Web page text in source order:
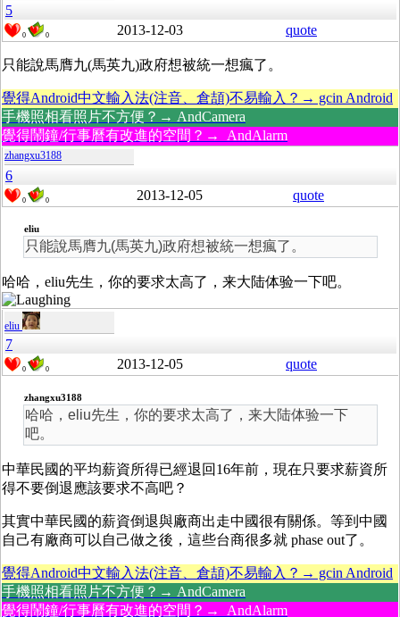
5
0 0 2013-12-03 quote
只能說馬膺九(馬英九)政府想被統一想瘋了。
覺得Android中文輸入法(注音、倉頡)不易輸入？→ gcin Android
手機照相看照片不方便？→ AndCamera
覺得鬧鐘/行事曆有改進的空間？→ AndAlarm
zhangxu3188
6
0 0 2013-12-05 quote
eliu
只能說馬膺九(馬英九)政府想被統一想瘋了。
哈哈，eliu先生，你的要求太高了，来大陆体验一下吧。
eliu
7
0 0 2013-12-05 quote
zhangxu3188
哈哈，eliu先生，你的要求太高了，来大陆体验一下
吧。
中華民國的平均薪資所得已經退回16年前，現在只要求薪資所
得不要倒退應該要求不高吧？
其實中華民國的薪資倒退與廠商出走中國很有關係。等到中國
自己有廠商可以自己做之後，這些台商很多就 phase out了。
覺得Android中文輸入法(注音、倉頡)不易輸入？→ gcin Android
手機照相看照片不方便？→ AndCamera
覺得鬧鐘/行事曆有改進的空間？→ AndAlarm